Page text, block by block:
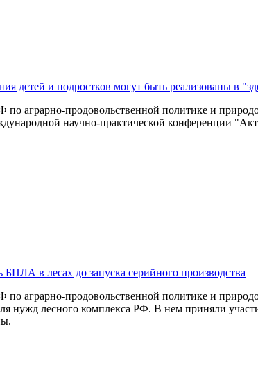
детей и подростков могут быть реализованы в
по аграрно-продовольственной политике и
научно-практической конференции
в лесах до запуска серийного производства
по аграрно-продовольственной политике и
нужд лесного комплекса РФ. В нем приняли